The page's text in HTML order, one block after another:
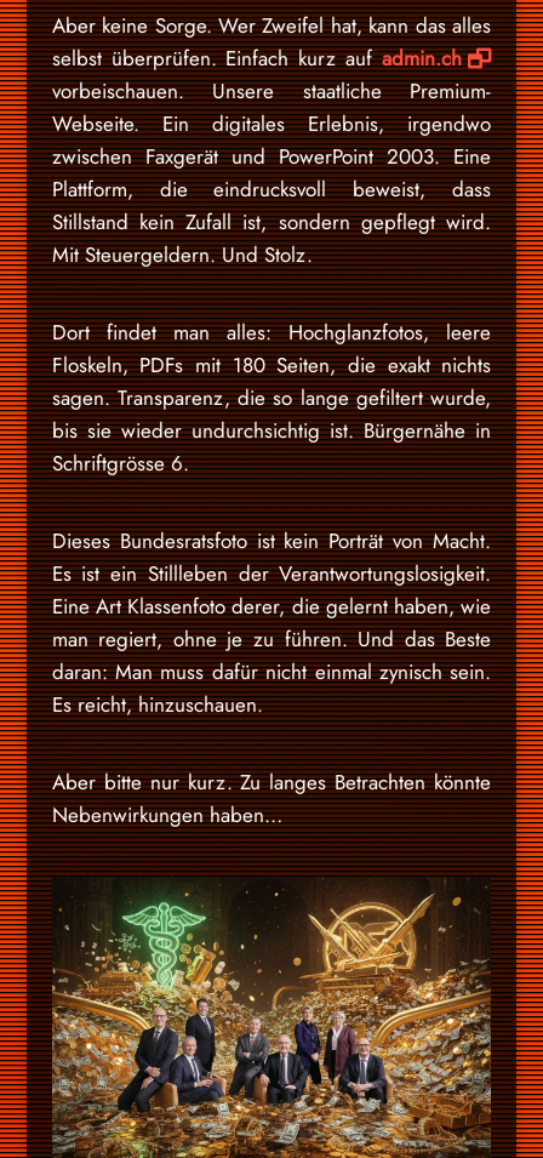
Aber keine Sorge. Wer Zweifel hat, kann das alles
selbst überprüfen. Einfach kurz aufadmin.ch
vorbeischauen. Unsere staatliche Premium-
Webseite. Ein digitales Erlebnis, irgendwo
zwischen Faxgerät und PowerPoint 2003. Eine
Plattform, die eindrucksvoll beweist, dass
Stillstand kein Zufall ist, sondern gepflegt wird.
Mit Steuergeldern. Und Stolz.
Dort findet man alles: Hochglanzfotos, leere
Floskeln, PDFs mit 180 Seiten, die exakt nichts
sagen. Transparenz, die so lange gefiltert wurde,
bis sie wieder undurchsichtig ist. Bürgernähe in
Schriftgrösse 6.
Dieses Bundesratsfoto ist kein Porträt von Macht.
Es ist ein Stillleben der Verantwortungslosigkeit.
Eine Art Klassenfoto derer, die gelernt haben, wie
man regiert, ohne je zu führen. Und das Beste
daran: Man muss dafür nicht einmal zynisch sein.
Es reicht, hinzuschauen.
Aber bitte nur kurz. Zu langes Betrachten könnte
Nebenwirkungen haben…